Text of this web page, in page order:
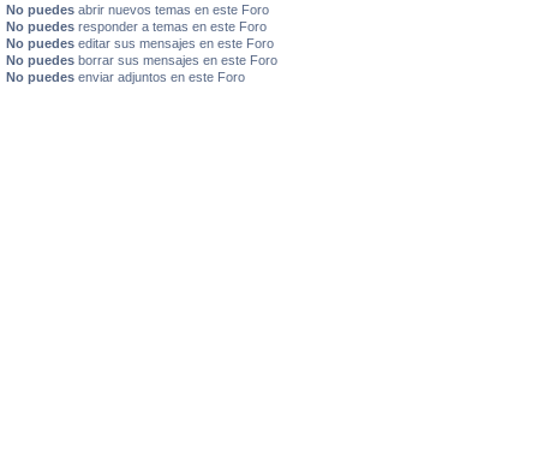
No puedes abrir nuevos temas en este Foro
No puedes responder a temas en este Foro
No puedes editar sus mensajes en este Foro
No puedes borrar sus mensajes en este Foro
No puedes enviar adjuntos en este Foro